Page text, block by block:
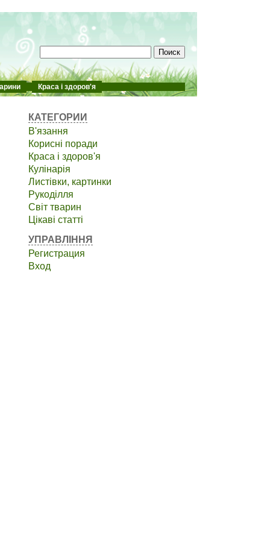
Краса і здоров'я
КАТЕГОРИИ
В'язання
Корисні поради
Краса і здоров'я
Кулінарія
Листівки, картинки
Рукоділля
Світ тварин
Цікаві статті
УПРАВЛІННЯ
Регистрация
Вход